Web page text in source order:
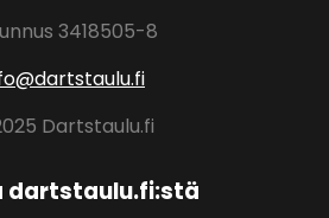
3418505-8
Dartstaulu.fi
dartstaulu.fi:stä